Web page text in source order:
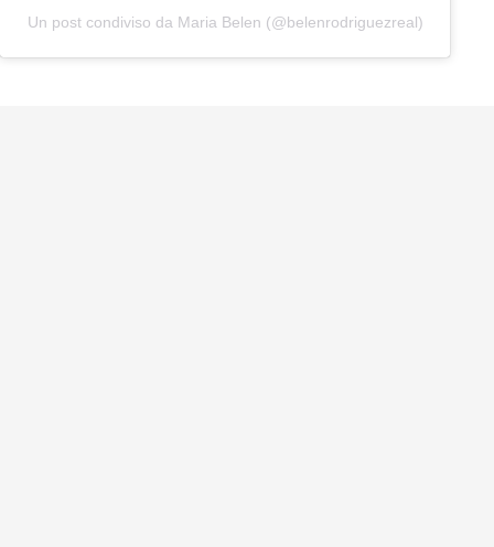
Un post condiviso da Maria Belen (@belenrodriguezreal)